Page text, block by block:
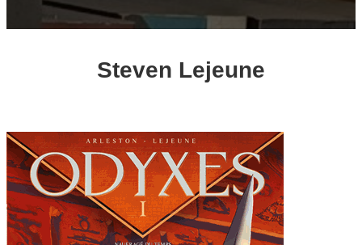
Steven Lejeune